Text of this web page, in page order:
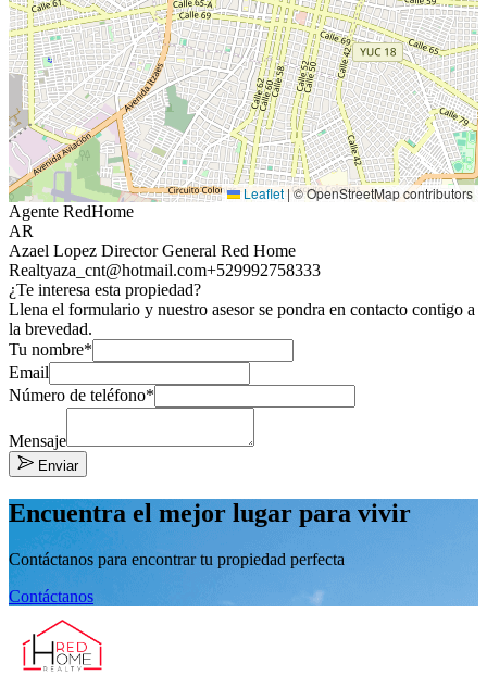
Leaflet|© OpenStreetMap contributors
Agente RedHome
AR
Azael Lopez Director General Red Home
Realtyaza_cnt@hotmail.com+529992758333
¿Te interesa esta propiedad?
Llena el formulario y nuestro asesor se pondra en contacto contigo a
la brevedad.
Tu nombre*
Email
Número de teléfono*
Mensaje
Enviar
Encuentra el mejor lugar para vivir
Contáctanos para encontrar tu propiedad perfecta
Contáctanos